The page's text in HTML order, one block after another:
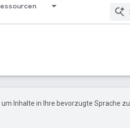
Inhalte in Ihre bevorzugte Sprache zu